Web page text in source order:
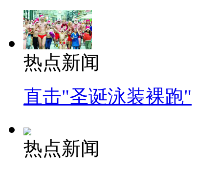
热点新闻
直击"圣诞泳装裸跑"
热点新闻